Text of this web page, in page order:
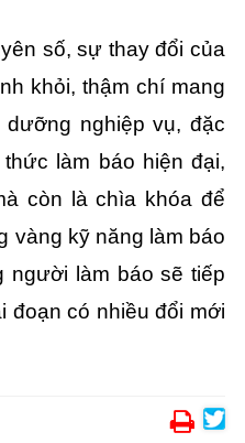
số, sự thay đổi của
khỏi, thậm chí mang
nghiệp vụ, đặc
làm báo hiện đại,
còn là chìa khóa để
vàng kỹ năng làm báo
người làm báo sẽ tiếp
đoạn có nhiều đổi mới